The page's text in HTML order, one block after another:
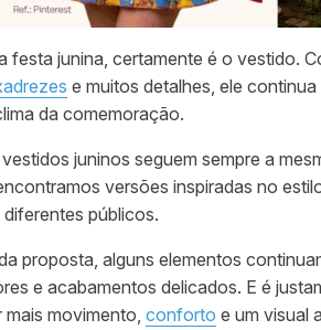
festa junina, certamente é o vestido.
e muitos detalhes, ele
da comemoração.
juninos seguem sempre a
versões inspiradas no
públicos.
proposta, alguns elementos
e acabamentos delicados. E é
movimento, conforto e um visual